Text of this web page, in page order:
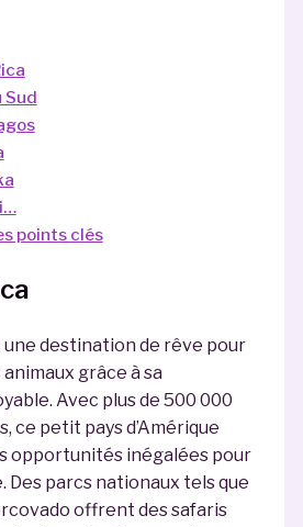
Sud
points clés
une destination de rêve pour
grâce à sa
Avec plus de 500 000
ce petit pays d’Amérique
opportunités inégalées pour
Des parcs nationaux tels que
offrent des safaris